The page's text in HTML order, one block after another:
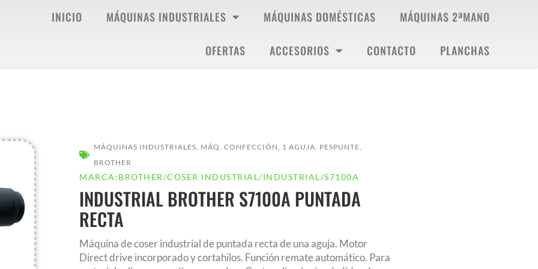
INICIO MÁQUINAS INDUSTRIALES MÁQUINAS DOMÉSTICAS MÁQUINAS 2ªMANO
OFERTAS ACCESORIOS CONTACTO PLANCHAS
MÁQUINAS INDUSTRIALES, MÁQ. CONFECCIÓN, 1 AGUJA, PESPUNTE,
BROTHER
MARCA:BROTHER/COSER INDUSTRIAL/INDUSTRIAL/S7100A
INDUSTRIAL BROTHER S7100A PUNTADA
RECTA
Máquina de coser industrial de puntada recta de una aguja. Motor
Direct drive incorporado y cortahilos. Función remate automático. Para